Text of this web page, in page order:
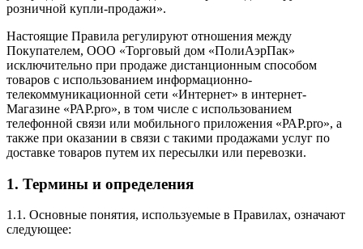
розничной купли-продажи».
Настоящие Правила регулируют отношения между
Покупателем, ООО «Торговый дом «ПолиАэрПак»
исключительно при продаже дистанционным способом
товаров с использованием информационно-
телекоммуникационной сети «Интернет» в интернет-
Магазине «РАР.pro», в том числе с использованием
телефонной связи или мобильного приложения «РАР.pro», а
также при оказании в связи с такими продажами услуг по
доставке товаров путем их пересылки или перевозки.
1. Термины и определения
1.1. Основные понятия, используемые в Правилах, означают
следующее: